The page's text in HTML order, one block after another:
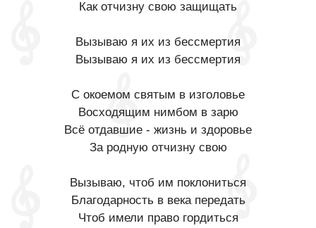
Как отчизну свою защищать
Вызываю я их из бессмертия
Вызываю я их из бессмертия
С окоемом святым в изголовье
Восходящим нимбом в зарю
Всё отдавшие - жизнь и здоровье
За родную отчизну свою
Вызываю, чтоб им поклониться
Благодарность в века передать
Чтоб имели право гордиться